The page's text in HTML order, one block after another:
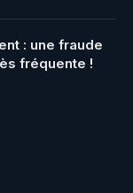
: une fraude
fréquente !